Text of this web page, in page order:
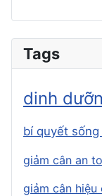
Tags
dinh
bí quyết sống
giảm cân an
giảm cân hiệu